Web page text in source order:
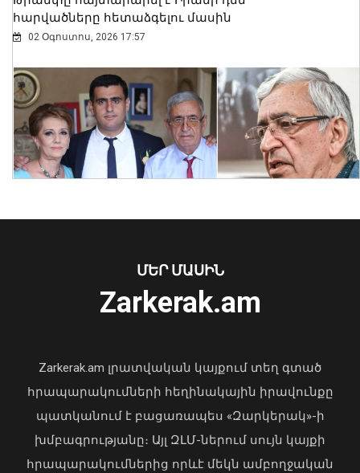
Ծաղկաձորը կընդունի շախմատի
աշխարհի դպրոցական թիմերի
06 Օգոստոս, 2026 20:58
հարվածները հետաձգելու մասին
02 Օգոստոս, 2026 17:57
«Պարտվեցինք դաժան հիվանդության
04 Օգոստոս, 2026 19:12
ՄԵՐ ՄԱՍԻՆ
Zarkerak.am
Zarkerak.am լրատվական կայքում տեղ գտած
հրապարակումների հեղինակային իրավունքը
պատկանում է բացառապես «Զարկերակ»-ի
խմբագրությանը։ Այլ ԶԼՄ-ներում սույն կայքի
հրապարակումներից որևէ մեկն ամբողջական